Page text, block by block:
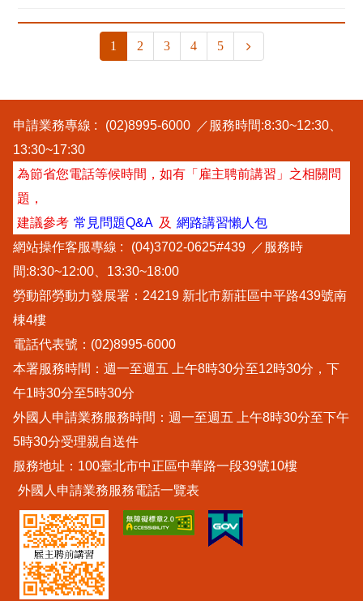
1 (current)
2 3 4 5
一
申請業務專線 : (02)8995-6000
／服務時間:8:30~12:30、
13:30~17:30
為節省您電話等候時間，如有「雇主聘前講習」之相關問
題，
建議參考 常見問題Q&A 及 網路講習懶人包
網站操作客服專線 :
(04)3702-0625#439
／服務時
間:8:30~12:00、13:30~18:00
勞動部勞動力發展署：24219 新北市新莊區中平路439號南
棟4樓
電話代表號：(02)8995-6000
本署服務時間：週一至週五 上午8時30分至12時30分，下
午1時30分至5時30分
外國人申請業務服務時間：週一至週五 上午8時30分至下午
5時30分受理親自送件
服務地址：100臺北市中正區中華路一段39號10樓
外國人申請業務服務電話一覽表